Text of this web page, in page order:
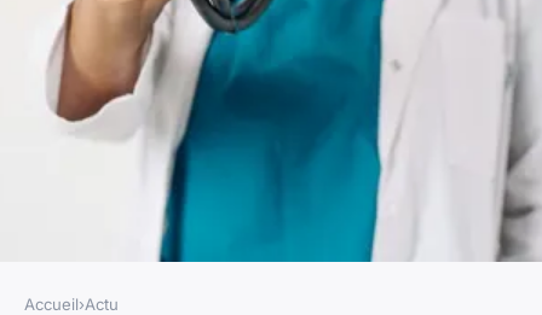
Accueil›Actu